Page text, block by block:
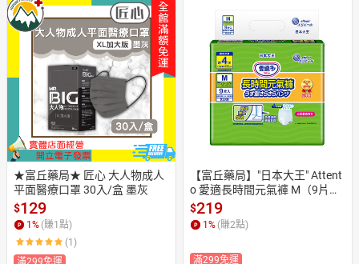
女裝 男裝 化妝保養 情趣用品
日本購物 電子/紙本書
HOT
★富丘藥局★ 匠心 大人物成人
平面醫療口罩 30入/盒 墨灰
$129
1 % (賺1 點)
(1)
【富丘藥局】"日本大王" Attent
o 愛適長時間元氣褲 M（9片）/
L（8片）
$219
1 % (賺2點)
滿299免運